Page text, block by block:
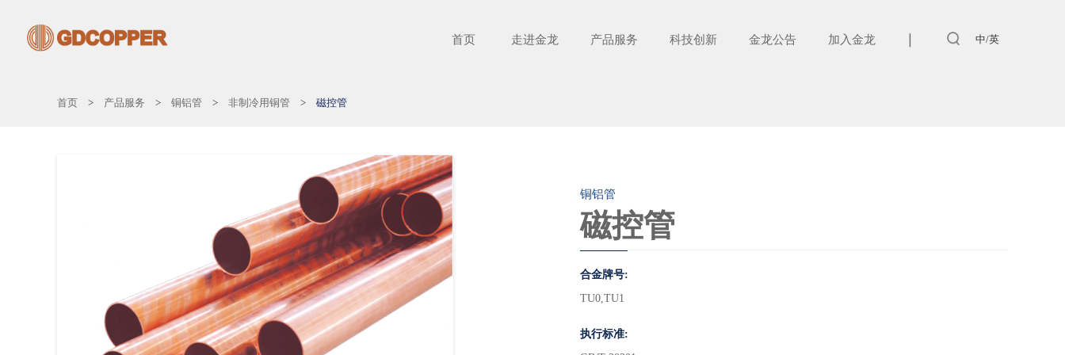
中/英
首页 走进金龙 产品服务 科技创新 金龙公告 加入金龙
首页 > 产品服务 > 铜铝管 > 非制冷用铜管 > 磁控管
铜铝管
磁控管
合金牌号:
TU0,TU1
执行标准: